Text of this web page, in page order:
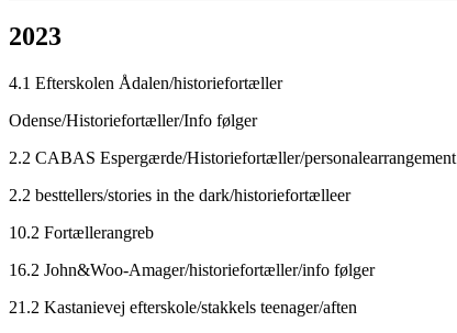
2023
4.1 Efterskolen Ådalen/historiefortæller
Odense/Historiefortæller/Info følger
2.2 CABAS Espergærde/Historiefortæller/personalearrangement
2.2 besttellers/stories in the dark/historiefortælleer
10.2 Fortællerangreb
16.2 John&Woo-Amager/historiefortæller/info følger
21.2 Kastanievej efterskole/stakkels teenager/aften